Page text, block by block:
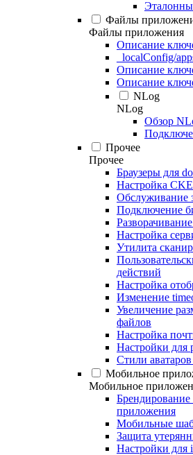
Файлы
Файлы приложения
Описание
_localConfig/
Описание
Описание
NLog
NLog
Обзор
Прочее
Прочее
Браузеры для
Настройка
Обслуживание
Подключение
Настройка
Утилита
действий
Настройка
Изменение
Увеличение
файлов
Настройка
Настройки для
Стили
Мобильное
Мобильное
приложения
Мобильные
Защита
Настройки для